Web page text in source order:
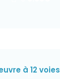
à 12 voies